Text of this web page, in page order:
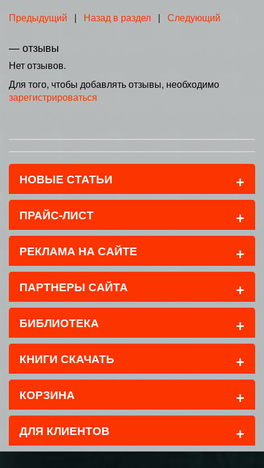
Предыдущий | Назад в раздел | Следующий
— отзывы
Нет отзывов.
Для того, чтобы добавлять отзывы, необходимо
зарегистрироваться
НОВЫЕ СТАТЬИ +
ПРАЙС-ЛИСТ +
РЕКЛАМА НА САЙТЕ +
ПАРТНЕРЫ САЙТА +
БИБЛИОТЕКА +
КНИГИ СКАЧАТЬ +
КОРЗИНА +
ДЛЯ КЛИЕНТОВ +